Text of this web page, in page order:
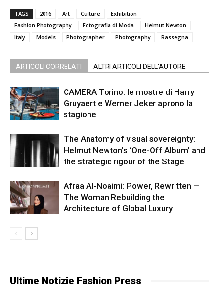
TAGS 2016 Art Culture
Exhibition
Fashion Photography
Fotografia di Moda
Helmut Newton
Italy
Models Photographer Photography Rassegna
ARTICOLI CORRELATI ALTRI ARTICOLI DELL'AUTORE
CAMERA Torino: le mostre di Harry
Gruyaert e Werner Jeker aprono la
stagione
The Anatomy of visual sovereignty:
Helmut Newton’s ‘One-Off Album’ and
the strategic rigour of the Stage
Afraa Al-Noaimi: Power, Rewritten —
The Woman Rebuilding the
Architecture of Global Luxury
Ultime Notizie Fashion Press